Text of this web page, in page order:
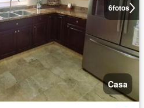
6fotos
Casa